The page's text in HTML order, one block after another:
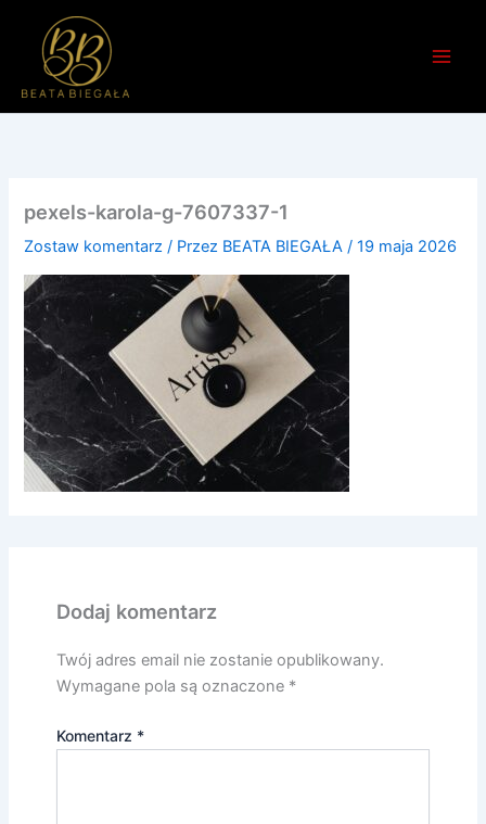
pexels-karola-g-7607337-1
Zostaw komentarz / Przez BEATA BIEGAŁA/19 maja 2026
Dodaj komentarz
Twój adres email nie zostanie opublikowany.
Wymagane pola są oznaczone *
Komentarz *